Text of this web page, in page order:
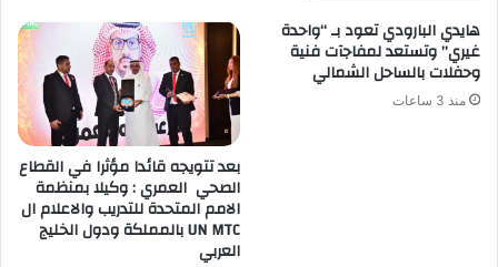
هايدي البارودي تعود بـ “واحدة
غيري” وتستعد لمفاجآت فنية
وحفلات بالساحل الشمالي
منذ 3 ساعات
بعد تتويجه قائدا مؤثرا في القطاع
الصحي العمري : وكيلا بمنظمة
الامم المتحدة للتدريب والاعلام ال
UN MTC بالمملكة ودول الخليج
العربي